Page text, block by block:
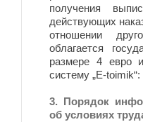
получения
действующих
отношении
облагается
размере 4 евро
систему „E-toimik“:
3. Порядок
об условиях